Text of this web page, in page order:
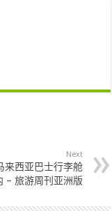
Next
来西亚巴士行李舱
– 旅游周刊亚洲版